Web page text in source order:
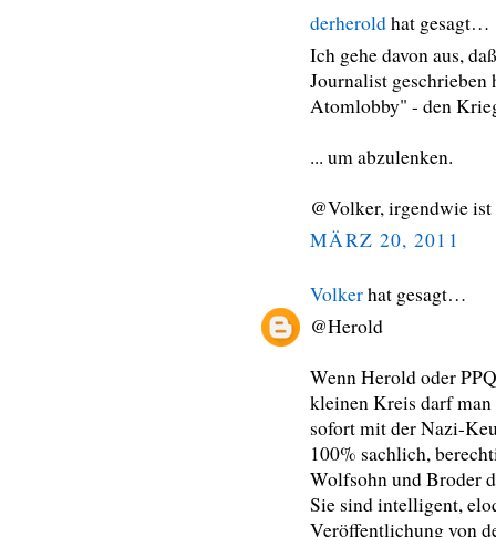
derheroldhat gesagt…
Ich gehe davon aus,
Journalist
Atomlobby" - den
... um abzulenken.
@Volker, irgendwie
MÄRZ 20, 2011
Volkerhat gesagt…
@Herold
Wenn Herold oder
kleinen Kreis darf
sofort mit der Nazi-
100% sachlich,
Wolfsohn und Broder
Sie sind intelligent,
Veröffentlichung von